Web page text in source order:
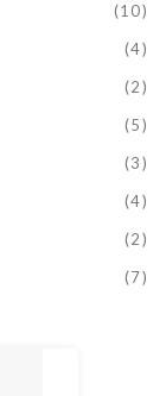
(10)
(4)
(2)
(5)
(3)
(4)
(2)
(7)